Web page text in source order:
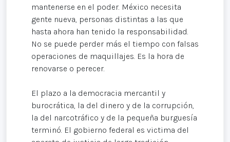
mantenerse en el poder. México necesita
gente nueva, personas distintas a las que
hasta ahora han tenido la responsabilidad.
No se puede perder más el tiempo con falsas
operaciones de maquillajes. Es la hora de
renovarse o perecer.
El plazo a la democracia mercantil y
burocrática, la del dinero y de la corrupción,
la del narcotráfico y de la pequeña burguesía
terminó. El gobierno federal es victima del